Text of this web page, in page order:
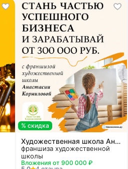
% скидка
Художественная школа Анастасии Корниловой
франшиза художественной
школы
Вложения от 900 000 ₽